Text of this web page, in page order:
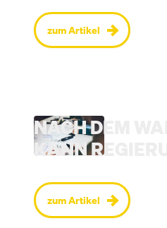
zum Artikel
NACH DEM
KANN
zum Artikel